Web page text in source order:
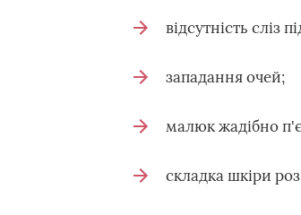
відсутність сліз
западання очей;
малюк жадібно
складка шкіри